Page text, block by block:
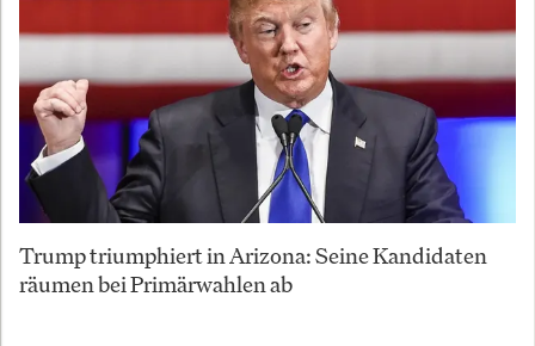
Trump triumphiert in Arizona: Seine Kandidaten
räumen bei Primärwahlen ab